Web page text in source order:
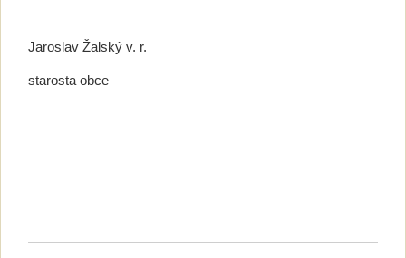
Jaroslav Žalský v. r.
starosta obce